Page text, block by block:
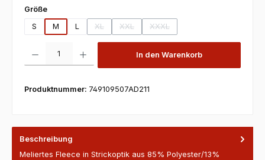
Größeauswählen
S
M L XL
(Diese Option ist zurzeit nicht verfügbar.)
XXL
(Diese Option ist zurzeit nicht verfügbar.)
XXXL
(Diese Option ist zurzeit nicht
In den Warenkorb
Produktnummer: 749109507AD211
Beschreibung
Meliertes Fleece in Strickoptik aus 85% Polyester/13%